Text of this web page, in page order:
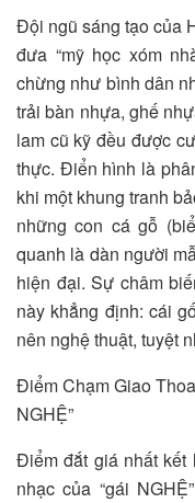
Đội ngũ sáng tạo của
đưa “mỹ học xóm
chừng như bình dân
trải bàn nhựa, ghế
lam cũ kỹ đều được
thực. Điển hình là
khi một khung tranh
những con cá gỗ
quanh là dàn người
hiện đại. Sự châm
này khẳng định: cái
nên nghệ thuật, tuyệt
Điểm Chạm Giao
NGHỆ”
Điểm đắt giá nhất kết
nhạc của “gái